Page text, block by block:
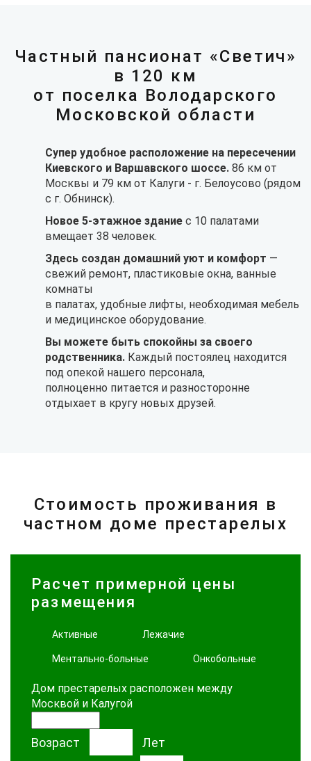
Частный пансионат «Светич»
в 120 км
от поселка Володарского
Московской области
Супер удобное расположение на пересечении
Киевского и Варшавского шоссе. 86 км от
Москвы и 79 км от Калуги - г. Белоусово (рядом
с г. Обнинск).
Новое 5-этажное здание с 10 палатами
вмещает 38 человек.
Здесь создан домашний уют и комфорт —
свежий ремонт, пластиковые окна, ванные
комнаты
в палатах, удобные лифты, необходимая мебель
и медицинское оборудование.
Вы можете быть спокойны за своего
родственника. Каждый постоялец находится
под опекой нашего персонала,
полноценно питается и разносторонне
отдыхает в кругу новых друзей.
Стоимость проживания в
частном доме престарелых
Расчет примерной цены
размещения
Активные Лежачие
Ментально-больные Онкобольные
Дом престарелых расположен между
Москвой и Калугой
Возраст
Лет